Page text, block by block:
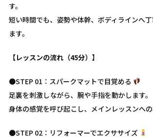
す。
短い時間でも、姿勢や体幹、ボディラインへ
ます。
【レッスンの流れ（45分）】
●STEP 01：スパークマットで目覚める
足裏を刺激しながら、腕や手指を動かします。
身体の感覚を呼び起こし、メインレッスンへの
●STEP 02：リフォーマーでエクササイズ